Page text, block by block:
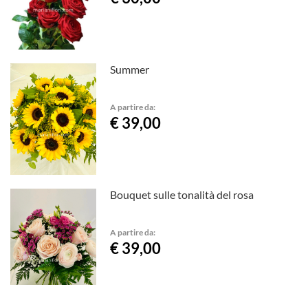
Summer
A partire da:
€ 39,00
Bouquet sulle tonalità del rosa
A partire da:
€ 39,00